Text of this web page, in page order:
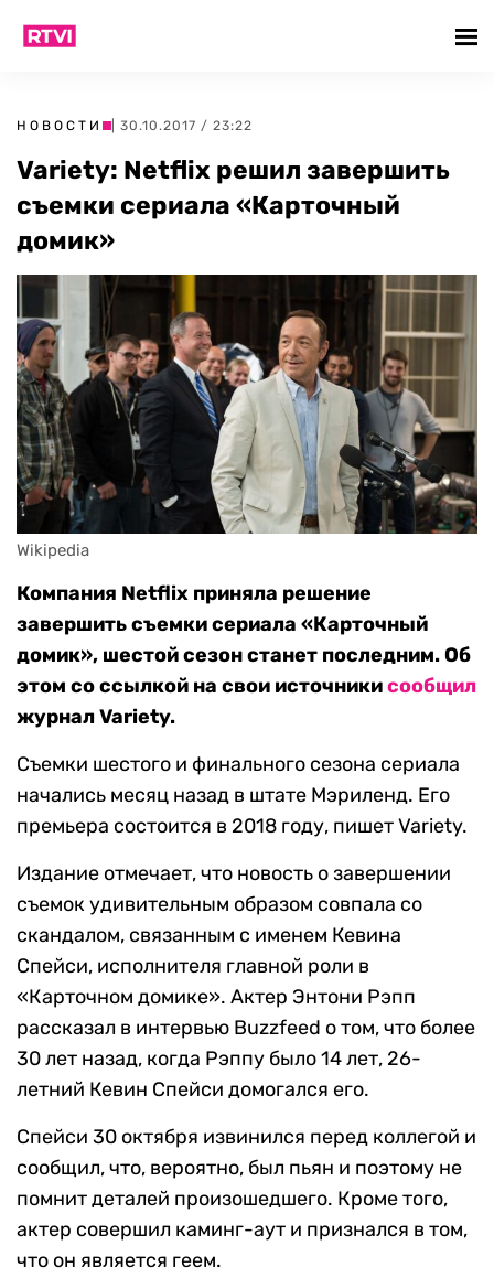
НОВОСТИ | 30.10.2017 / 23:22
Variety: Netflix решил завершить
съемки сериала «Карточный
домик»
Wikipedia
Компания Netflix приняла решение
завершить съемки сериала «Карточный
домик», шестой сезон станет последним. Об
этом со ссылкой на свои источникисообщил
журнал Variety.
Cъемки шестого и финального сезона сериала
начались месяц назад в штате Мэриленд. Его
премьера состоится в 2018 году, пишет Variety.
Издание отмечает, что новость о завершении
съемок удивительным образом совпала со
скандалом, связанным с именем Кевина
Спейси, исполнителя главной роли в
«Карточном домике». Актер Энтони Рэпп
рассказал в интервью Buzzfeed о том, что более
30 лет назад, когда Рэппу было 14 лет, 26-
летний Кевин Спейси домогался его.
Спейси 30 октября извинился перед коллегой и
сообщил, что, вероятно, был пьян и поэтому не
помнит деталей произошедшего. Кроме того,
актер совершил каминг-аут и признался в том,
что он является геем.